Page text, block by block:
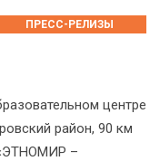
ПРЕСС-РЕЛИЗЫ
центре
район, 90 км
–